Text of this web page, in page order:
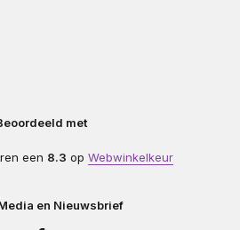
met
een 8.3 op Webwinkelkeur
en Nieuwsbrief